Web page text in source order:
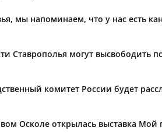
мы напоминаем, что у нас есть
Ставрополья могут высвободить
комитет России будет
Осколе открылась выставка Мой